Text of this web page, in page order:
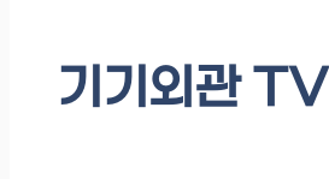
기기외관 TV